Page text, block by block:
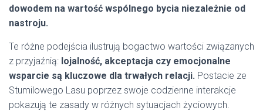
dowodem na wartość wspólnego bycia niezależnie od
nastroju.
Te różne podejścia ilustrują bogactwo wartości związanych
z przyjaźnią: lojalność, akceptacja czy emocjonalne
wsparcie są kluczowe dla trwałych relacji. Postacie ze
Stumilowego Lasu poprzez swoje codzienne interakcje
pokazują te zasady w różnych sytuacjach życiowych.